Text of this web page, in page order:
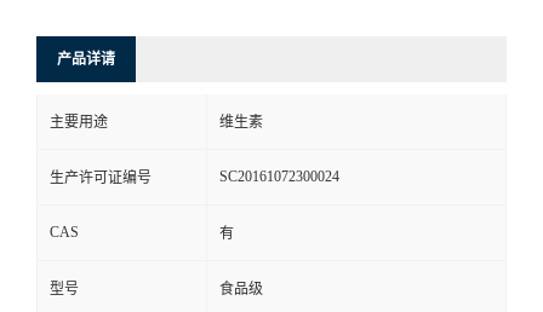
产品详请
主要用途 维生素
生产许可证编号 SC20161072300024
CAS 有
型号 食品级